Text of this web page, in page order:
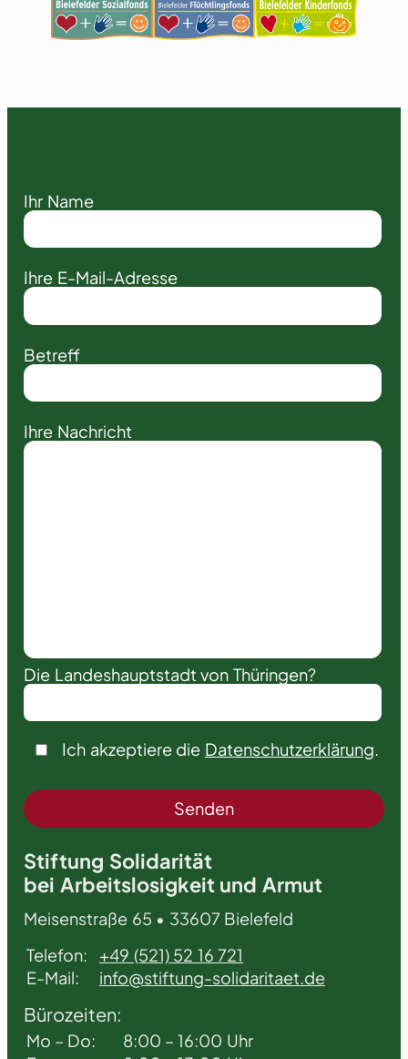
Ihr Name
Ihre E-Mail-Adresse
Betreff
Ihre Nachricht
Die Landeshauptstadt von Thüringen?
Ich akzeptiere die Datenschutzerklärung.
Stiftung Solidarität
bei Arbeitslosigkeit und Armut
Meisenstraße 65 • 33607 Bielefeld
Telefon:
+49 (521) 52 16 721
E-Mail:
info@stiftung-solidaritaet.de
Bürozeiten:
Mo – Do:
8:00 – 16:00 Uhr